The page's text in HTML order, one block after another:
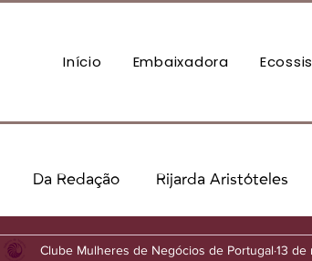
Início Embaixadora
Da Redação Rijarda Aristóteles
Clube Mulheres de Negócios de Portugal 13 de